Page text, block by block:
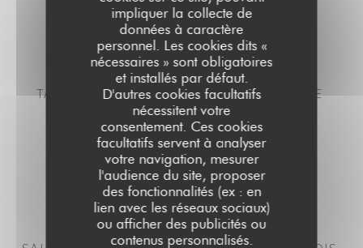
impliquer la collecte de
données à caractère
personnel. Les cookies dits «
nécessaires » sont obligatoires
et installés par défaut.
D'autres cookies facultatifs
nécessitent votre
consentement. Ces cookies
facultatifs servent à analyser
votre navigation, mesurer
l'audience du site, proposer
des fonctionnalités (ex : en
lien avec les réseaux sociaux)
ou afficher des publicités ou
contenus personnalisés.
TARTARE DE THON AU PONZU & SÉSAME
21,00 EUR
midi
23,00 EUR
Soir